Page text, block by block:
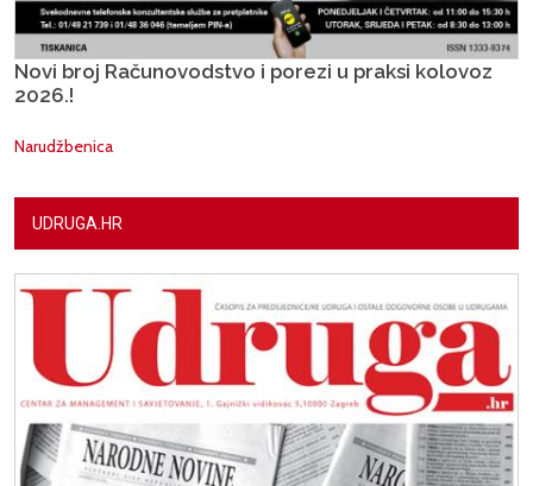
Novi broj Računovodstvo i porezi u praksi kolovoz
2026.!
Narudžbenica
UDRUGA.HR